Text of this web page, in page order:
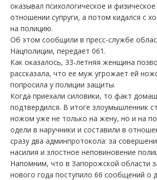
оказывал психологическое и
отношении супруги, а потом кидался с
на полицию.
Об этом сообщили в пресс-службе
Нацполиции, передает 061.
Как оказалось, 33-летняя женщина
рассказала, что ее муж угрожает ей
попросила у полиции защиты.
Когда приехали силовики, то факт
подтвердился. В итоге злоумышленник
ножом уже не только на жену, но и на
одели в наручники и составили в
сразу два админпротокола: за
насилия и злостное неповиновение
Напомним, что в Запорожской области
нового года поступило 66 сообщений о